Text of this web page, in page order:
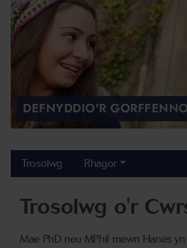
DEFNYDDIO'R
Trosolwg Rhagor
Trosolwg o'r
Mae PhD neu MPhil mewn Hanes